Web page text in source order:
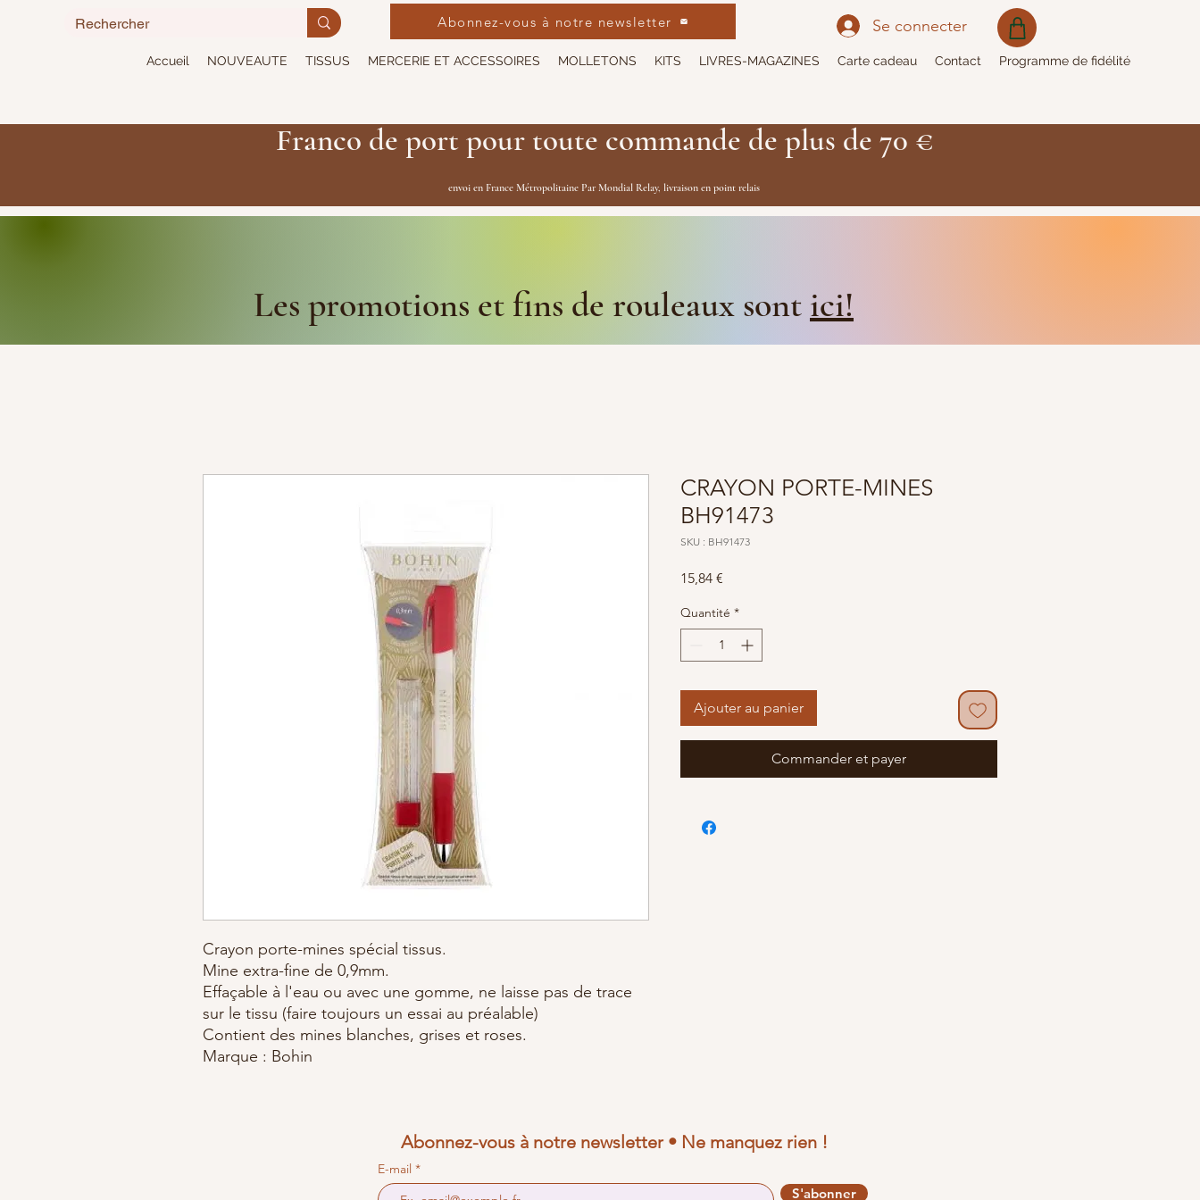
Accueil NOUVEAUTE TISSUS MERCERIE ET ACCESSOIRES MOLLETONS KITS LIVRES-MAGAZINES Carte cadeau Contact Programme de fidélité
Se connecter
Abonnez-vous à notre newsletter
Franco de port pour toute commande de plus de 70 €
envoi en France Métropolitaine Par Mondial Relay, livraison en point relais
Les promotions et fins de rouleaux sont ici!
Crayon porte-mines spécial tissus.
Mine extra-fine de 0,9mm.
Effaçable à l'eau ou avec une gomme, ne laisse pas de trace
sur le tissu (faire toujours un essai au préalable)
Contient des mines blanches, grises et roses.
Marque : Bohin
CRAYON PORTE-MINES
BH91473
SKU : BH91473
15,84 €
Quantité *
Ajouter au panier
Commander et payer
Abonnez-vous à notre newsletter • Ne manquez rien !
E-mail
S'abonner